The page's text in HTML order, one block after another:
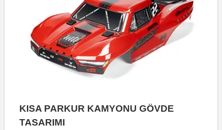
KISA PARKUR KAMYONU GÖVDE
TASARIMI